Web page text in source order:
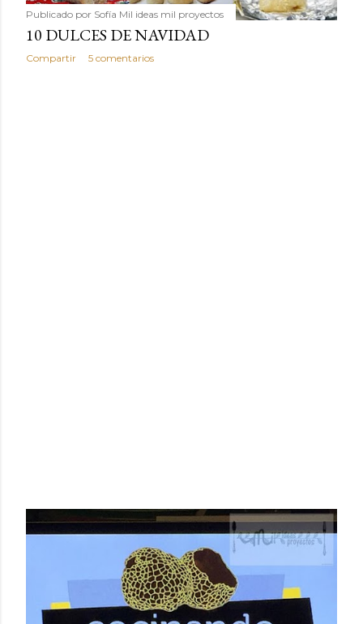
Publicado por Sofía Mil ideas mil proyectos
10 DULCES DE NAVIDAD
Compartir 5 comentarios